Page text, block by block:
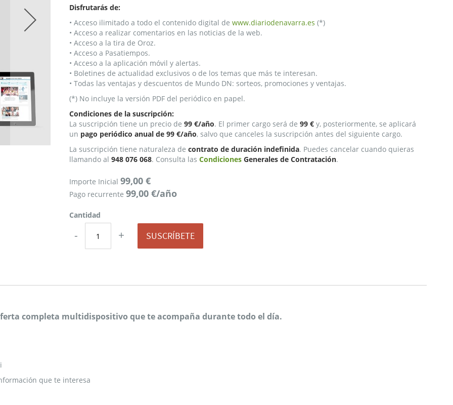
Disfrutarás de:
• Acceso ilimitado a todo el contenido digital dewww.diariodenavarra.es (*)
• Acceso a realizar comentarios en las noticias de la web.
• Acceso a la tira de Oroz.
• Acceso a Pasatiempos.
• Acceso a la aplicación móvil y alertas.
• Boletines de actualidad exclusivos o de los temas que más te interesan.
• Todas las ventajas y descuentos de Mundo DN: sorteos, promociones y ventajas.
(*) No incluye la versión PDF del periódico en papel.
Condiciones de la suscripción:
La suscripción tiene un precio de99 €/año. El primer cargo será de99 € y, posteriormente, se aplicará
un pago periódico anual de 99 €/año, salvo que canceles la suscripción antes del siguiente cargo.
La suscripción tiene naturaleza decontrato de duración indefinida. Puedes cancelar cuando quieras
llamando al948 076 068. Consulta lasCondiciones Generales de Contratación.
Importe Inicial 99,00 €
Pago recurrente 99,00 €/año
Cantidad
- + SUSCRÍBETE
completa multidispositivo que te acompaña durante todo el día.
que te interesa